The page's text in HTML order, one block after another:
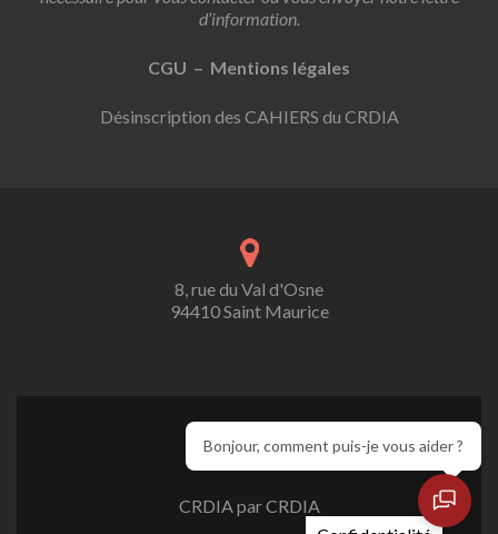
d’information.
CGU – Mentions légales
Désinscription des CAHIERS du CRDIA
8, rue du Val d'Osne
94410 Saint Maurice
CRDIA par CRDIA
Bonjour, comment puis-je vous aider ?